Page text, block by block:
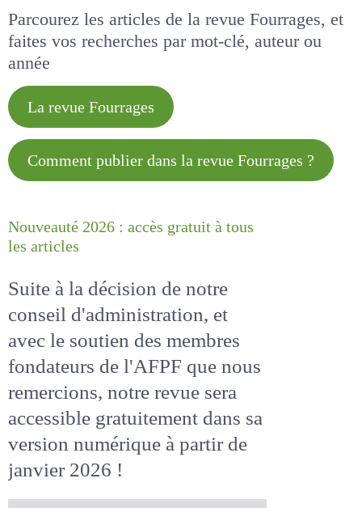
Parcourez les articles de la revue Fourrages, et
faites vos recherches par mot-clé, auteur ou
année
La revue Fourrages
Comment publier dans la revue
Nouveauté 2026 : accès gratuit à
Suite à la décision de notre
conseil d'administration, et
avec le soutien des membres
fondateurs de l'AFPF que nous
remercions, notre revue sera
accessiblegratuitementdans
sa version numérique
de janvier 2026 !